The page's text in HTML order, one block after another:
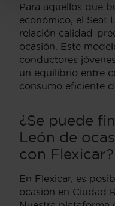
Para aquellos que
económico, el Seat
relación calidad-
ocasión. Este
conductores
un equilibrio entre
consumo eficiente
¿Se puede
León de
con Flexicar?
En Flexicar, es
ocasión en Ciudad